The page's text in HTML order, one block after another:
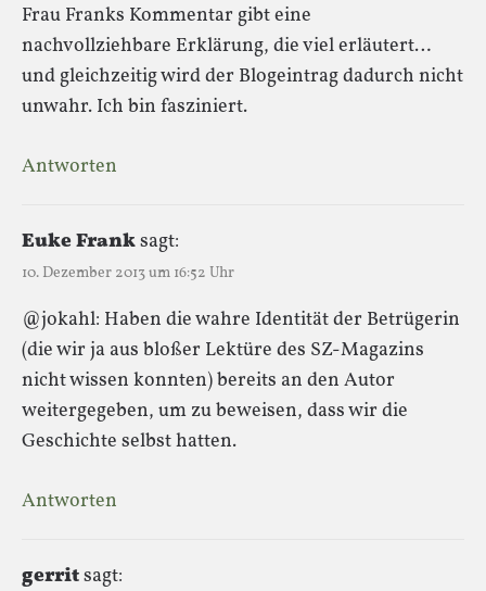
Frau Franks Kommentar gibt eine
nachvollziehbare Erklärung, die viel erläutert…
und gleichzeitig wird der Blogeintrag dadurch nicht
unwahr. Ich bin fasziniert.
Antworten
Euke Franksagt:
10. Dezember 2013 um 16:52 Uhr
@jokahl: Haben die wahre Identität der Betrügerin
(die wir ja aus bloßer Lektüre des SZ-Magazins
nicht wissen konnten) bereits an den Autor
weitergegeben, um zu beweisen, dass wir die
Geschichte selbst hatten.
Antworten
gerritsagt: